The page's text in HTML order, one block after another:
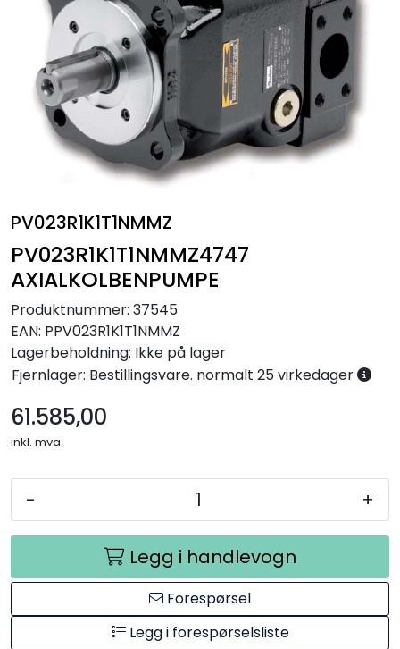
PV023R1K1T1NMMZ
PV023R1K1T1NMMZ4747
AXIALKOLBENPUMPE
Produktnummer: 37545
EAN: PPV023R1K1T1NMMZ
Lagerbeholdning: Ikke på lager
Fjernlager: Bestillingsvare. normalt 25 virkedager
61.585,00
inkl. mva.
- +
Legg i handlevogn
Forespørsel
Legg i forespørselsliste
Annet